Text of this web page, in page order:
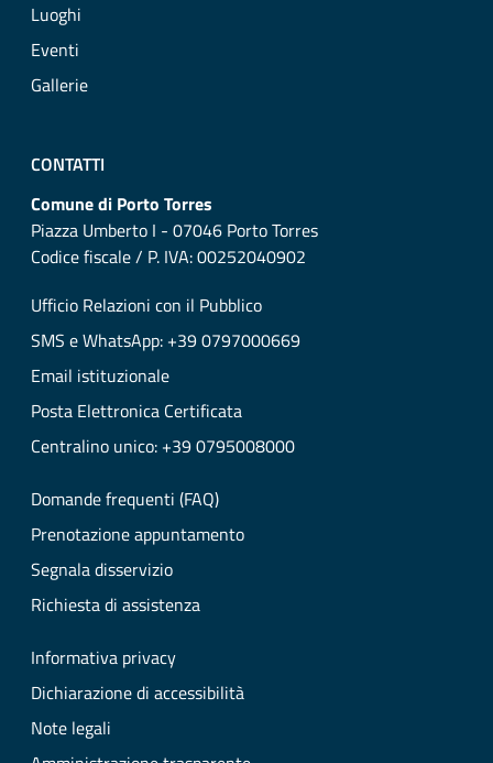
Luoghi
Eventi
Gallerie
CONTATTI
Comune di Porto Torres
Piazza Umberto I - 07046 Porto Torres
Codice fiscale / P. IVA: 00252040902
Ufficio Relazioni con il Pubblico
SMS e WhatsApp: +39 0797000669
Email istituzionale
Posta Elettronica Certificata
Centralino unico: +39 0795008000
Domande frequenti (FAQ)
Prenotazione appuntamento
Segnala disservizio
Richiesta di assistenza
Informativa privacy
Dichiarazione di accessibilità
Note legali